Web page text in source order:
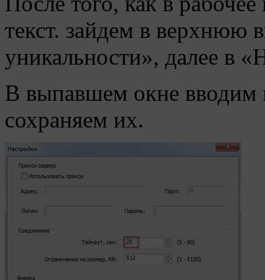
текст. зайдем в верхнюю
уникальности», далее в
В выпавшем окне вводим
сохраняем их.